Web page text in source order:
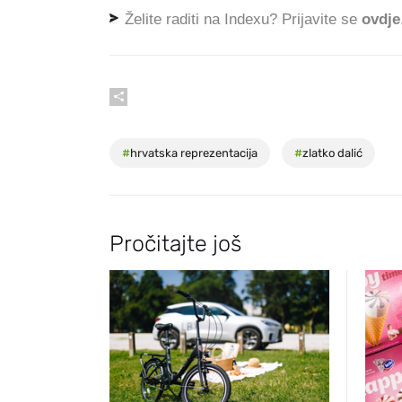
Želite raditi na Indexu? Prijavite se ovdje
#hrvatska reprezentacija #zlatko dalić
Pročitajte još